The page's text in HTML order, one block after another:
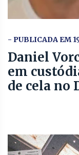
- PUBLICADA EM
Daniel
em
de cela no